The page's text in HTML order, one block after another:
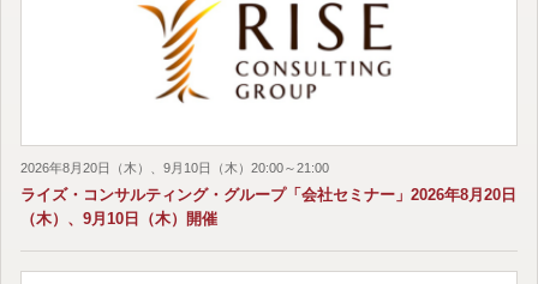
2026年8月20日（木）、9月10日（木）20:00～21:00
ライズ・コンサルティング・グループ「会社セミナー」2026年8月20日
（木）、9月10日（木）開催